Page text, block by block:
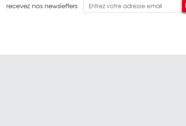
recevez nos newsletters